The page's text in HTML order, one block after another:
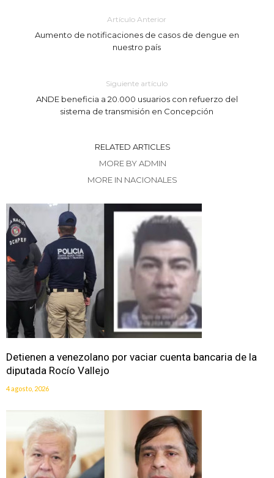
Artículo Anterior
Aumento de notificaciones de casos de dengue en
nuestro país
Siguiente artículo
ANDE beneficia a 20.000 usuarios con refuerzo del
sistema de transmisión en Concepción
RELATED ARTICLES
MORE BY ADMIN
MORE IN NACIONALES
Detienen a venezolano por vaciar cuenta bancaria de la
diputada Rocío Vallejo
4 agosto, 2026